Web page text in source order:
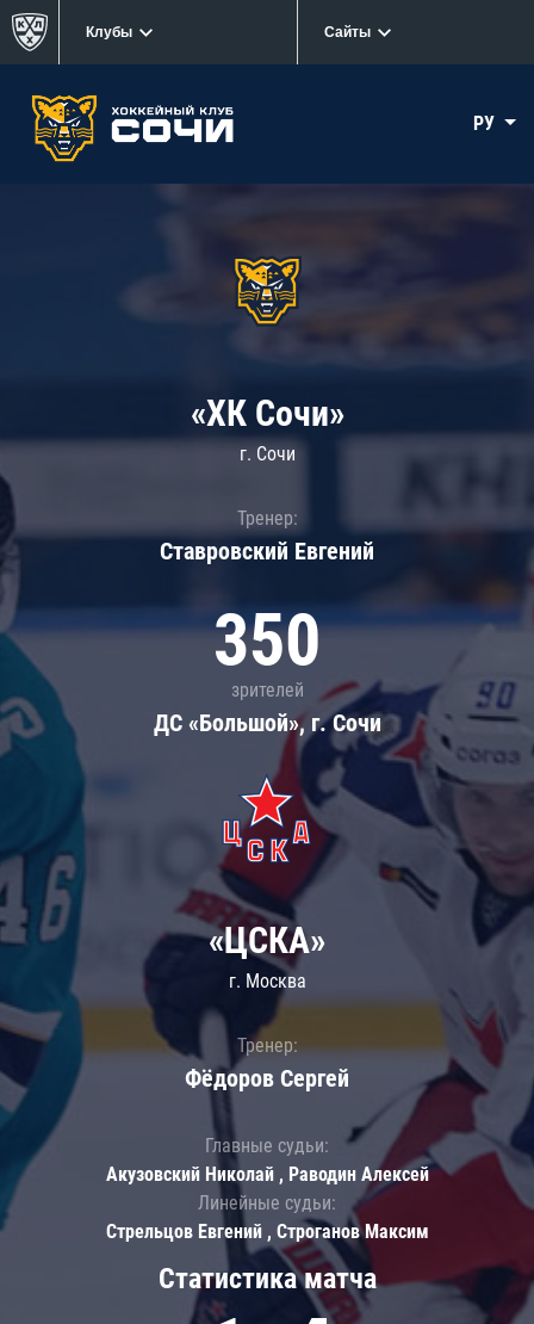
Клубы Сайты
РУ
«ХК Сочи»
г. Сочи
Тренер:
Ставровский Евгений
350
зрителей
ДС «Большой», г. Сочи
Статистика матча
«ЦСКА»
г. Москва
Тренер:
Фёдоров Сергей
Главные судьи:
Акузовский Николай , Раводин Алексей
Линейные судьи:
Стрельцов Евгений , Строганов Максим